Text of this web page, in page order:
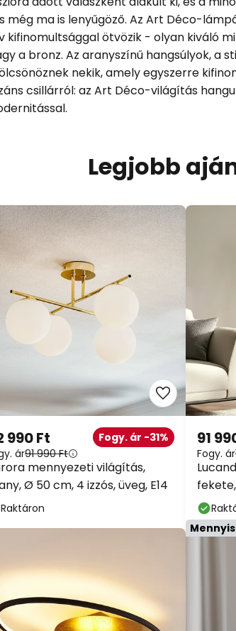
még ma is lenyűgöző. Az Art Déco-
ötvözik - olyan kiváló
a bronz. Az aranyszínű hangsúlyok, a
nekik, amely egyszerre
csillárról: az Art Déco-világítás
Legjobb
990 Ft
ár91 990 Ft
Fogy. ár -31%
mennyezeti világítás,
Ø 50 cm, 4 izzós, üveg, E14
Raktáron
91
Fogy. ár